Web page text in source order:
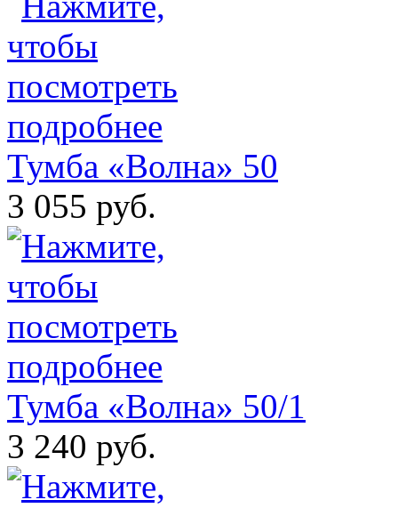
Тумба «Волна» 50
3 055 руб.
Тумба «Волна» 50/1
3 240 руб.